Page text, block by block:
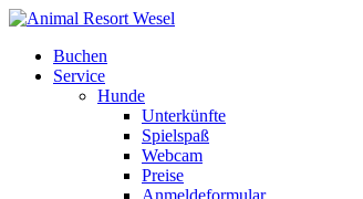
Buchen
Service
Hunde
Unterkünfte
Spielspaß
Webcam
Preise
Anmeldeformular